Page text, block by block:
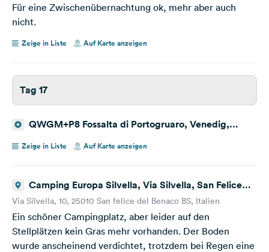
Für eine Zwischenübernachtung ok, mehr aber auch
nicht.
Zeige in Liste Auf Karte anzeigen
Tag 17
QWGM+P8 Fossalta di Portogruaro, Venedig,
Zeige in Liste Auf Karte anzeigen
Camping Europa Silvella, Via Silvella, San Felice
del Benaco, Brescia, Italien
Via Silvella, 10, 25010 San felice del Benaco BS, Italien
Ein schöner Campingplatz, aber leider auf den
Stellplätzen kein Gras mehr vorhanden. Der Boden
wurde anscheinend verdichtet, trotzdem bei Regen eine